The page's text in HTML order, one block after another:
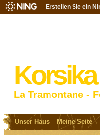
Erstellen Sie ein
Korsika
La Tramontane -
Unser Haus Meine Seite